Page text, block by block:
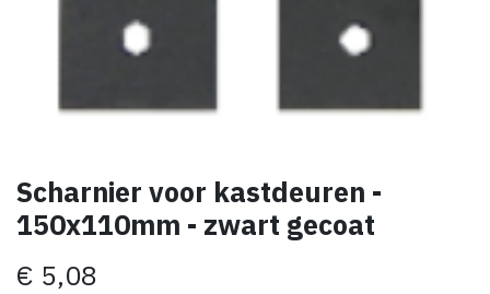
Scharnier voor kastdeuren -
150x110mm - zwart gecoat
€ 5,08